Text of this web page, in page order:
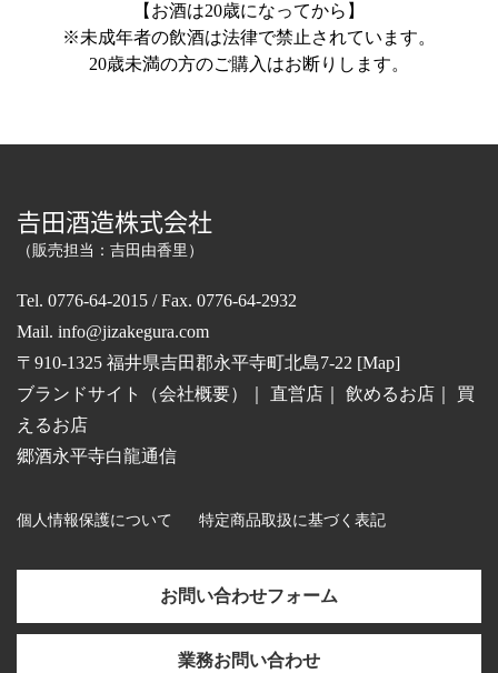
【お酒は20歳になってから】
※未成年者の飲酒は法律で禁止されています。
20歳未満の方のご購入はお断りします。
𠮷田酒造株式会社
（販売担当：吉田由香里）
Tel. 0776-64-2015 / Fax. 0776-64-2932
Mail. info@jizakegura.com
〒910-1325 福井県吉田郡永平寺町北島7-22 [Map]
ブランドサイト（会社概要）
直営店 飲めるお店
買
えるお店
郷酒永平寺白龍通信
個人情報保護について 特定商品取扱に基づく表記
お問い合わせフォーム
業務お問い合わせ